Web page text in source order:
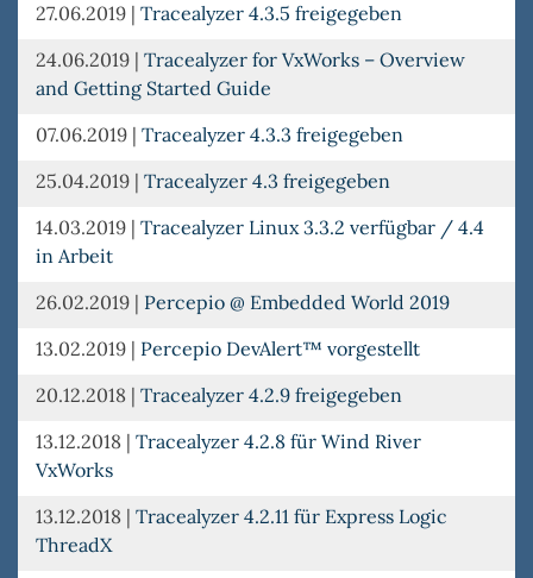
27.06.2019 | Tracealyzer 4.3.5 freigegeben
24.06.2019 | Tracealyzer for VxWorks – Overview
and Getting Started Guide
07.06.2019 | Tracealyzer 4.3.3 freigegeben
25.04.2019 | Tracealyzer 4.3 freigegeben
14.03.2019 | Tracealyzer Linux 3.3.2 verfügbar / 4.4
in Arbeit
26.02.2019 | Percepio @ Embedded World 2019
13.02.2019 | Percepio DevAlert™ vorgestellt
20.12.2018 | Tracealyzer 4.2.9 freigegeben
13.12.2018 | Tracealyzer 4.2.8 für Wind River
VxWorks
13.12.2018 | Tracealyzer 4.2.11 für Express Logic
ThreadX